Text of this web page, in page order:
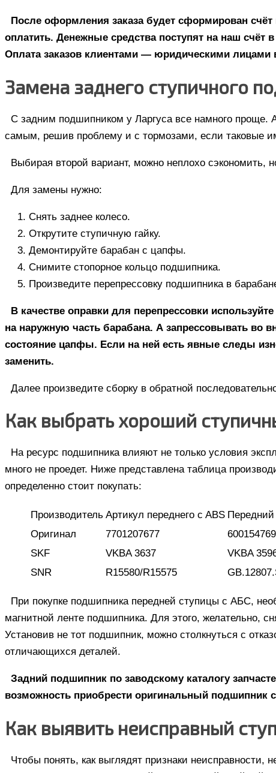
После оформления заказа будет сформирован
оплатить. Денежные средства поступят на наш счёт
Оплата заказов клиентами — юридическими лицами
Замена заднего ступичного
С задним подшипником у Ларгуса все намного проще.
самым, решив проблему и с тормозами, если таковые
Выбирая второй вариант, можно неплохо сэкономить,
Для замены нужно:
Снять заднее колесо.
Открутите ступичную гайку.
Демонтируйте барабан с цапфы.
Снимите стопорное кольцо подшипника.
Произведите перепрессовку подшипника в
В качестве оправки для перепрессовки
на наружную часть барабана. А запрессовывать во
состояние цапфы. Если на ней есть явные следы
заменить.
Далее произведите сборку в обратной
Как выбрать хороший
На ресурс подшипника влияют не только условия
много не проедет. Ниже представлена таблица
определенно стоит покупать:
Производитель Артикул переднего c ABS
Оригинал
7701207677
SKF
VKBA 3637
VKBA
SNR
R15580/R15575
При покупке подшипника передней ступицы с АБС,
магнитной ленте подшипника. Для этого, желательно,
Установив не тот подшипник, можно столкнуться с
отличающихся деталей.
Задний подшипник по заводскому каталогу
возможность приобрести оригинальный подшипник
Как выявить неисправный
Чтобы понять, как выглядят признаки неисправности,